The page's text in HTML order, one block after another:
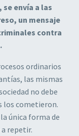
envía a las
un mensaje
contra
ordinarios
las mismas
no debe
los cometieron.
única forma de
repetir.